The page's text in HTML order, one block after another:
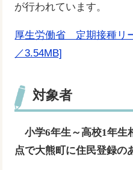
が行われています。
厚生労働省 定期接種リ
／3.54MB]
対象者
小学6年生～高校1年生
点で大熊町に住民登録の